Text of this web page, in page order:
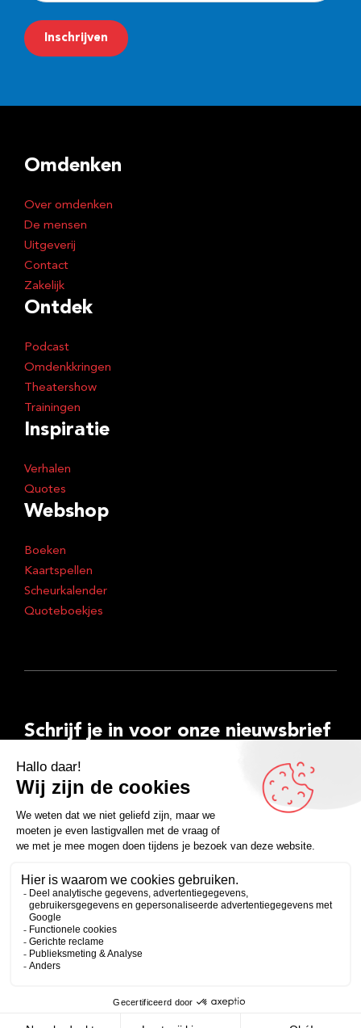
m
a
r
s
Inschrijven
Omdenken
Over omdenken
De mensen
Uitgeverij
Contact
Zakelijk
Ontdek
Podcast
Omdenkkringen
Theatershow
Trainingen
Inspiratie
Verhalen
Quotes
Webshop
Boeken
Kaartspellen
Scheurkalender
Quoteboekjes
Schrijf je in voor onze nieuwsbrief
E-
mailadres
Inschrijven
FacebookInstagramLinkedInYouTubeSpotify
Copyright 2026
Privacyverklaring